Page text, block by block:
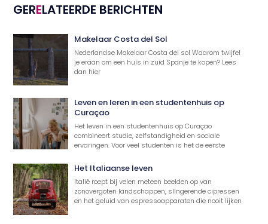
GERELATEERDE BERICHTEN
Makelaar Costa del Sol
Nederlandse Makelaar Costa del sol Waarom twijfel
je eraan om een huis in zuid Spanje te kopen? Lees
dan hier
Leven en leren in een studentenhuis op
Curaçao
Het leven in een studentenhuis op Curaçao
combineert studie, zelfstandigheid en sociale
ervaringen. Voor veel studenten is het de eerste
Het Italiaanse leven
Italië roept bij velen meteen beelden op van
zonovergoten landschappen, slingerende cipressen
en het geluid van espressoapparaten die nooit lijken